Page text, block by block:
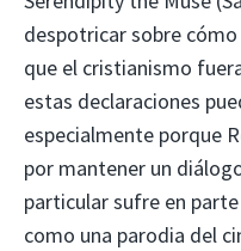
despotricar sobre
que el cristianismo
estas declaraciones
especialmente porque
por mantener un
particular sufre en
como una parodia del